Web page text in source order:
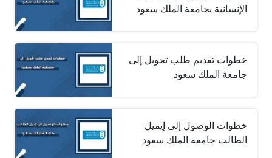
الإنسانية بجامعة الملك سعود
خطوات تقديم طلب تحويل إلى
جامعة الملك سعود
خطوات الوصول إلى إيميل
الطالب جامعة الملك سعود